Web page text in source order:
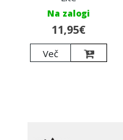
Na zalogi
11,95€
Več